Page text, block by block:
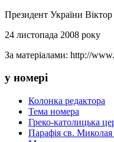
Президент України
24 листопада 2008 року
За матеріалами: http://
у номері
Колонка редактора
Тема номера
Греко-католицька
Парафія св.